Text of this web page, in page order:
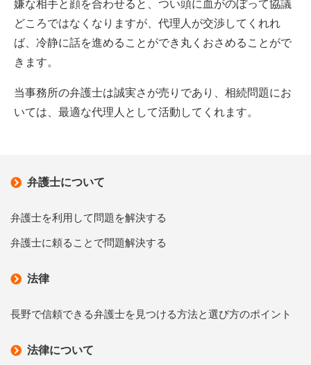
嫌な相手と顔を合わせると、つい頭に血がのぼって協議
どころではなくなりますが、代理人が交渉してくれれ
ば、冷静に話を進めることができ丸くおさめることがで
きます。
当事務所の弁護士は誠実さが売りであり、相続問題にお
いては、最適な代理人として活動してくれます。
弁護士について
弁護士を利用して問題を解決する
弁護士に頼ることで問題解決する
法律
長野で信頼できる弁護士を見つける方法と選び方のポイント
法律について